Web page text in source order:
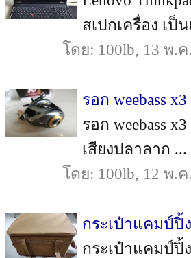
สเปกเครื่อง เป็น
โดย: 100lb, 13 พ.ค
รอก weebass x3
รอก weebass
เสียงปลาลาก ...
โดย: 100lb, 12 พ.ค
กระเป๋าแคมป์ปิ้
กระเป๋าแคมป์ปิ้